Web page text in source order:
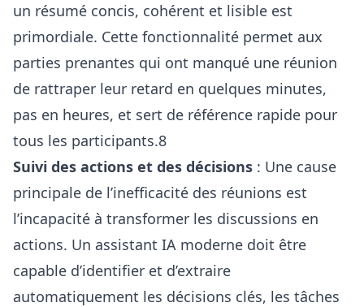
un résumé concis, cohérent et lisible est
primordiale. Cette fonctionnalité permet aux
parties prenantes qui ont manqué une réunion
de rattraper leur retard en quelques minutes,
pas en heures, et sert de référence rapide pour
tous les participants.8
Suivi des actions et des décisions : Une cause
principale de l’inefficacité des réunions est
l’incapacité à transformer les discussions en
actions. Un assistant IA moderne doit être
capable d’identifier et d’extraire
automatiquement les décisions clés, les tâches